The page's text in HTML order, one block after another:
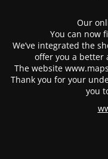
Our
You can now
We’ve integrated the
offer you a better
The website
Thank you for your
you